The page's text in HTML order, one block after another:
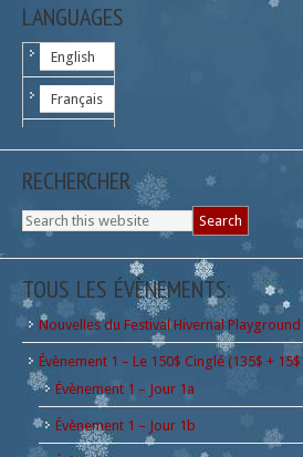
LANGUAGES
English
Français
RECHERCHER
TOUS LES ÉVÈNEMENTS:
Nouvelles du Festival Hivernal Playground
Évènement 1 – Le 150$ Cinglé (135$ +
Évènement 1 – Jour 1a
Évènement 1 – Jour 1b